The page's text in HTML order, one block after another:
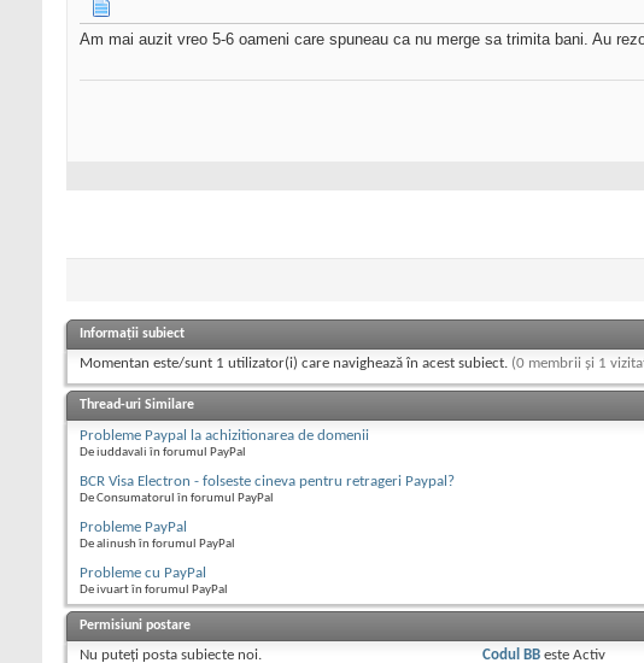
Am mai auzit vreo 5-6 oameni care spuneau ca nu merge sa trimita bani. Au
Informații subiect
Momentan este/sunt 1 utilizator(i) care navighează în acest subiect. (0 membrii și 1
Thread-uri Similare
Probleme Paypal la achizitionarea de domenii
De iuddavali în forumul PayPal
BCR Visa Electron - folseste cineva pentru retrageri Paypal?
De Consumatorul în forumul PayPal
Probleme PayPal
De alinush în forumul PayPal
Probleme cu PayPal
De ivuart în forumul PayPal
Permisiuni postare
Nu puteţi posta subiecte noi. Codul BB esteActiv